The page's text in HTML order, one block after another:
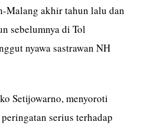
Malang akhir tahun lalu dan
sebelumnya di Tol
nyawa sastrawan NH
Setijowarno, menyoroti
serius terhadap